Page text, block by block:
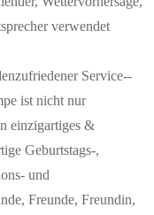
verwendet
Service--
ist nicht nur
einzigartiges &
Geburtstags-,
und
Freunde, Freundin,